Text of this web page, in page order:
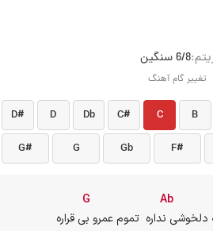
6/8 سنگین
تغییر گام آهنگ
B
C
C#
Db
D
D#
F#
Gb
G
G#
G Ab
نداره  تموم عمرو بی قراره